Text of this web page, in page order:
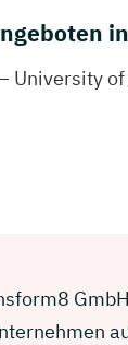
University